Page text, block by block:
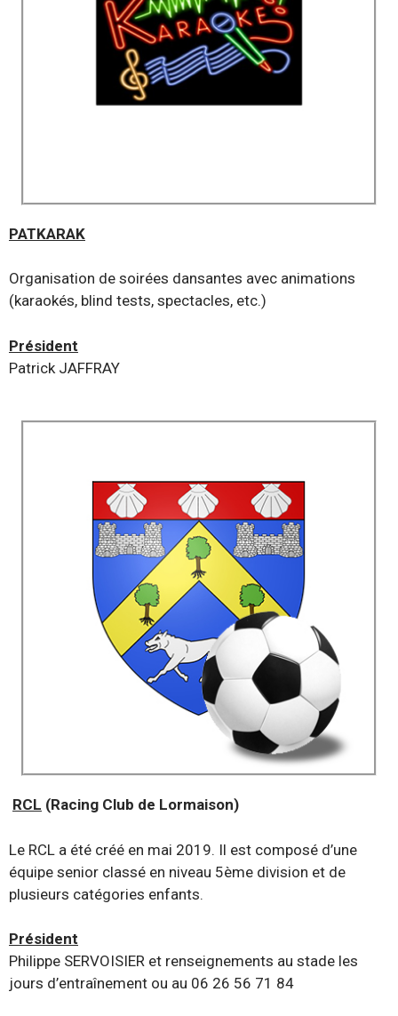
PATKARAK
Organisation de soirées dansantes avec animations
(karaokés, blind tests, spectacles, etc.)
Président
Patrick JAFFRAY
RCL (Racing Club de Lormaison)
Le RCL a été créé en mai 2019. Il est composé d’une
équipe senior classé en niveau 5ème division et de
plusieurs catégories enfants.
Président
Philippe SERVOISIER et renseignements au stade les
jours d’entraînement ou au 06 26 56 71 84